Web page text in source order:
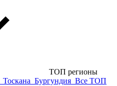
ТОП регионы
Тоскана Бургундия Все ТОП